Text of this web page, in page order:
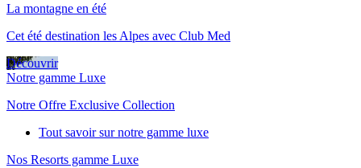
La montagne en été
Cet été destination les Alpes avec Club Med
Découvrir
Notre gamme Luxe
Notre Offre Exclusive Collection
Tout savoir sur notre gamme luxe
Nos Resorts gamme Luxe